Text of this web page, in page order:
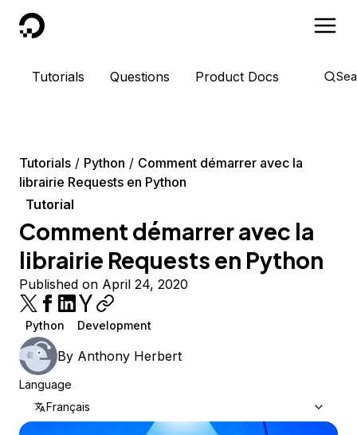
DigitalOcean
Tutorials Questions Product Docs
Tutorials Python
Comment démarrer avec la
librairie Requests en Python
Tutorial
Comment démarrer avec la
librairie Requests en Python
Published on April 24, 2020
Python Development
By Anthony Herbert
Language
Français